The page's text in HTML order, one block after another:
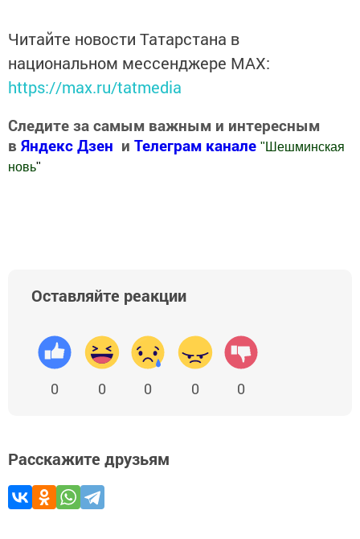
Читайте новости Татарстана в
национальном мессенджере MАХ:
https://max.ru/tatmedia
Следите за самым важным и интересным
в Яндекс Дзен и Телеграм канале " Шешминская
новь"
Оставляйте реакции
0 0 0 0 0
Расскажите друзьям